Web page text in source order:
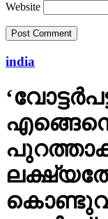
Website
india